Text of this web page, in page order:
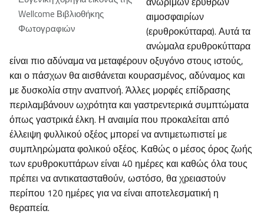
Wellcome Βιβλιοθήκης
Φωτογραφιών
αιμοσφαιρίων
(ερυθροκύτταρα). Αυτά τα
ανώμαλα ερυθροκύτταρα
είναι πιο αδύναμα να μεταφέρουν οξυγόνο στους ιστούς,
και ο πάσχων θα αισθάνεται κουρασμένος, αδύναμος και
με δυσκολία στην αναπνοή. Άλλες μορφές επίδρασης
περιλαμβάνουν ωχρότητα και γαστρεντερικά συμπτώματα
όπως γαστρικά έλκη. Η αναιμία που προκαλείται από
έλλειψη φυλλικού οξέος μπορεί να αντιμετωπιστεί με
συμπληρώματα φολικού οξέος. Καθώς ο μέσος όρος ζωής
των ερυθροκυττάρων είναι 40 ημέρες και καθώς όλα τους
πρέπει να αντικατασταθούν, ωστόσο, θα χρειαστούν
περίπου 120 ημέρες για να είναι αποτελεσματική η
θεραπεία.